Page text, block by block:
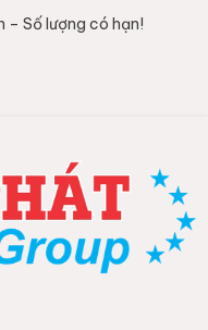
– Số lượng có hạn!